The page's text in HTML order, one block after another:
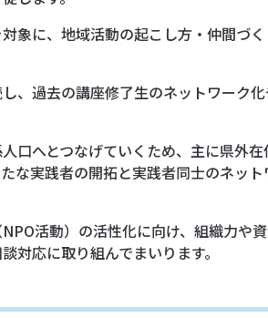
象に、地域活動の起こし方・仲間づく
、過去の講座修了生のネットワーク
口へとつなげていくため、主に県外
な実践者の開拓と実践者同士のネット
活動）の活性化に向け、組織力や
対応に取り組んでまいります。